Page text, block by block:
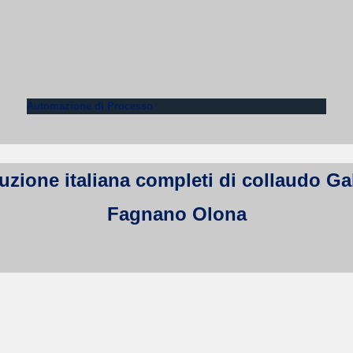
Automazione di Processo
italiana completi di collaudo
Fagnano Olona